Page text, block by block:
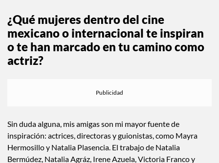
Entrevista con Natalia Bermúdez, la
eminencia del cine mexicano
¿Qué mujeres dentro del cine
o te han marcado en tu camino como